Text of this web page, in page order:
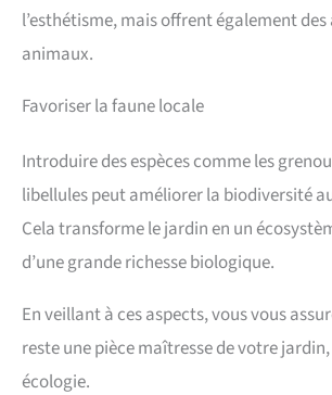
l’esthétisme, mais offrent également
animaux.
Favoriser la faune locale
Introduire des espèces comme les
libellules peut améliorer la biodiversité
Cela transforme le jardin en un
d’une grande richesse biologique.
En veillant à ces aspects, vous vous
reste une pièce maîtresse de votre
écologie.